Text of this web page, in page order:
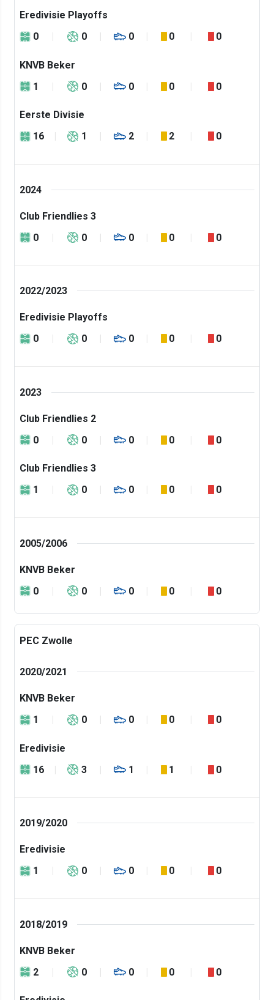
Eredivisie Playoffs
0
0 0 0 0
KNVB Beker
1
0 0 0 0
Eerste Divisie
16
1 2 2 0
2024
Club Friendlies 3
0
0 0 0 0
2022/2023
Eredivisie Playoffs
0
0 0 0 0
2023
Club Friendlies 2
0
0 0 0 0
Club Friendlies 3
1
0 0 0 0
2005/2006
KNVB Beker
0
0 0 0 0
PEC Zwolle
2020/2021
KNVB Beker
1
0 0 0 0
Eredivisie
16
3 1 1 0
2019/2020
Eredivisie
1
0 0 0 0
2018/2019
KNVB Beker
2
0 0 0 0